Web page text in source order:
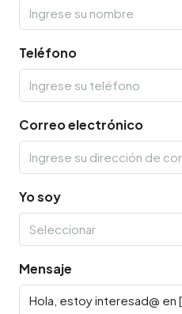
Teléfono
Correo electrónico
Yo soy
Seleccionar
Mensaje